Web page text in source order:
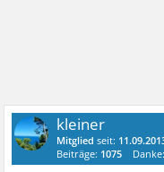
kleiner
Mitglied seit:
Beiträge: 1075